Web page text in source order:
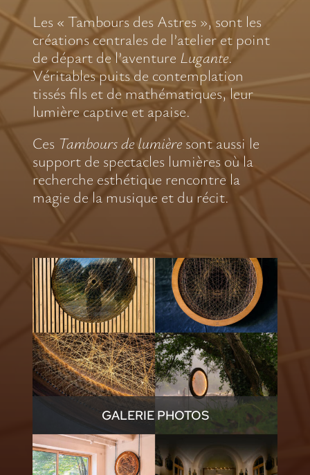
Les « Tambours des Astres », sont les
créations centrales de l’atelier et point
de départ de l’aventure Lugante.
Véritables puits de contemplation
tissés fils et de mathématiques, leur
lumière captive et apaise.
Ces Tambours de lumièresont aussi le
support de spectacles lumières où la
recherche esthétique rencontre la
magie de la musique et du récit.
GALERIE PHOTOS